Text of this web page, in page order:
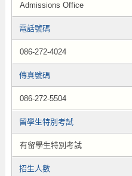
Admissions Office
電話號碼
086-272-4024
傳真號碼
086-272-5504
留學生特別考試
有留學生特別考試
招生人數